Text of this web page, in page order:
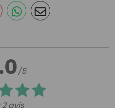
/5
2 avis